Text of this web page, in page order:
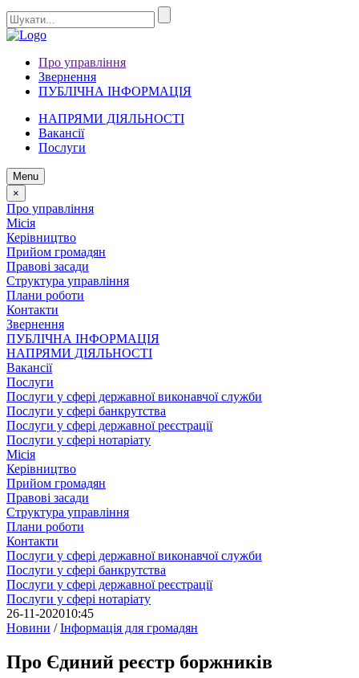
Про управління
Звернення
ПУБЛІЧНА ІНФОРМАЦІЯ
НАПРЯМИ ДІЯЛЬНОСТІ
Вакансії
Послуги
Menu
×
Про управління
Місія
Керівництво
Прийом громадян
Правові засади
Структура управління
Плани роботи
Контакти
Звернення
ПУБЛІЧНА ІНФОРМАЦІЯ
НАПРЯМИ ДІЯЛЬНОСТІ
Вакансії
Послуги
Послуги у сфері державної виконавчої служби
Послуги у сфері банкрутства
Послуги у сфері державної реєстрації
Послуги у сфері нотаріату
Місія
Керівництво
Прийом громадян
Правові засади
Структура управління
Плани роботи
Контакти
Послуги у сфері державної виконавчої служби
Послуги у сфері банкрутства
Послуги у сфері державної реєстрації
Послуги у сфері нотаріату
26-11-202010:45
Новини /Інформація для громадян
Про Єдиний реєстр боржників